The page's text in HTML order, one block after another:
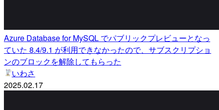
Azure Database for MySQL でパブリックプレビューとなっ
ていた 8.4/9.1 が利用できなかったので、サブスクリプショ
ンのブロックを解除してもらった
いわさ
2025.02.17